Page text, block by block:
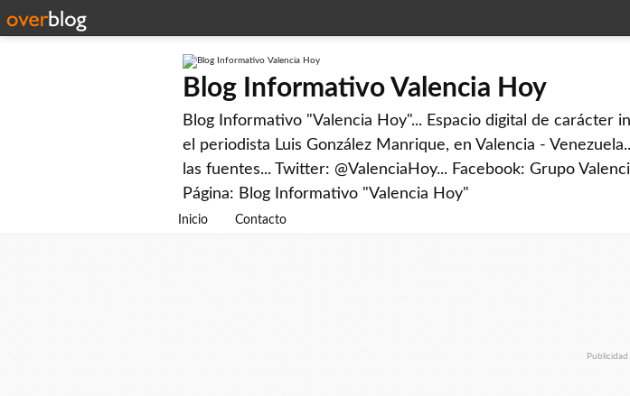
Blog Informativo Valencia Hoy
Blog Informativo "Valencia Hoy"... Espacio digital de carácter
el periodista Luis González Manrique, en Valencia -
las fuentes... Twitter: @ValenciaHoy... Facebook: Grupo
Página: Blog Informativo "Valencia Hoy"
Inicio Contacto
Publicidad